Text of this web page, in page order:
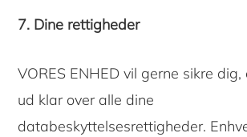
7. Dine rettigheder
VORES ENHED vil gerne sikre
ud klar over alle dine
databeskyttelsesrettigheder.